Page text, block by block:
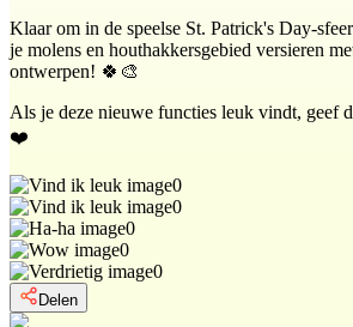
Klaar om in de speelse St. Patrick's Day-
je molens en houthakkersgebied versieren
ontwerpen! 🍀🎨
Als je deze nieuwe functies leuk vindt, geef
❤️
0
0
0
0
0
Delen